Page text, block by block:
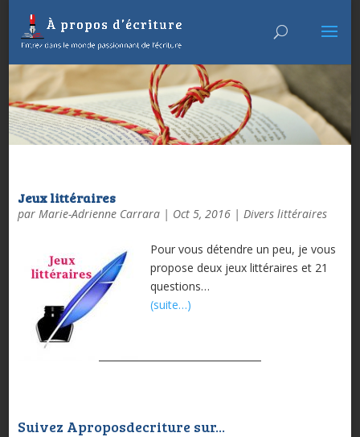
Jeux littéraires
par Marie-Adrienne Carrara| Oct 5, 2016| Divers littéraires
Pour vous détendre un peu, je vous
propose deux jeux littéraires et 21
questions…
(suite…)
Suivez Aproposdecriture sur...